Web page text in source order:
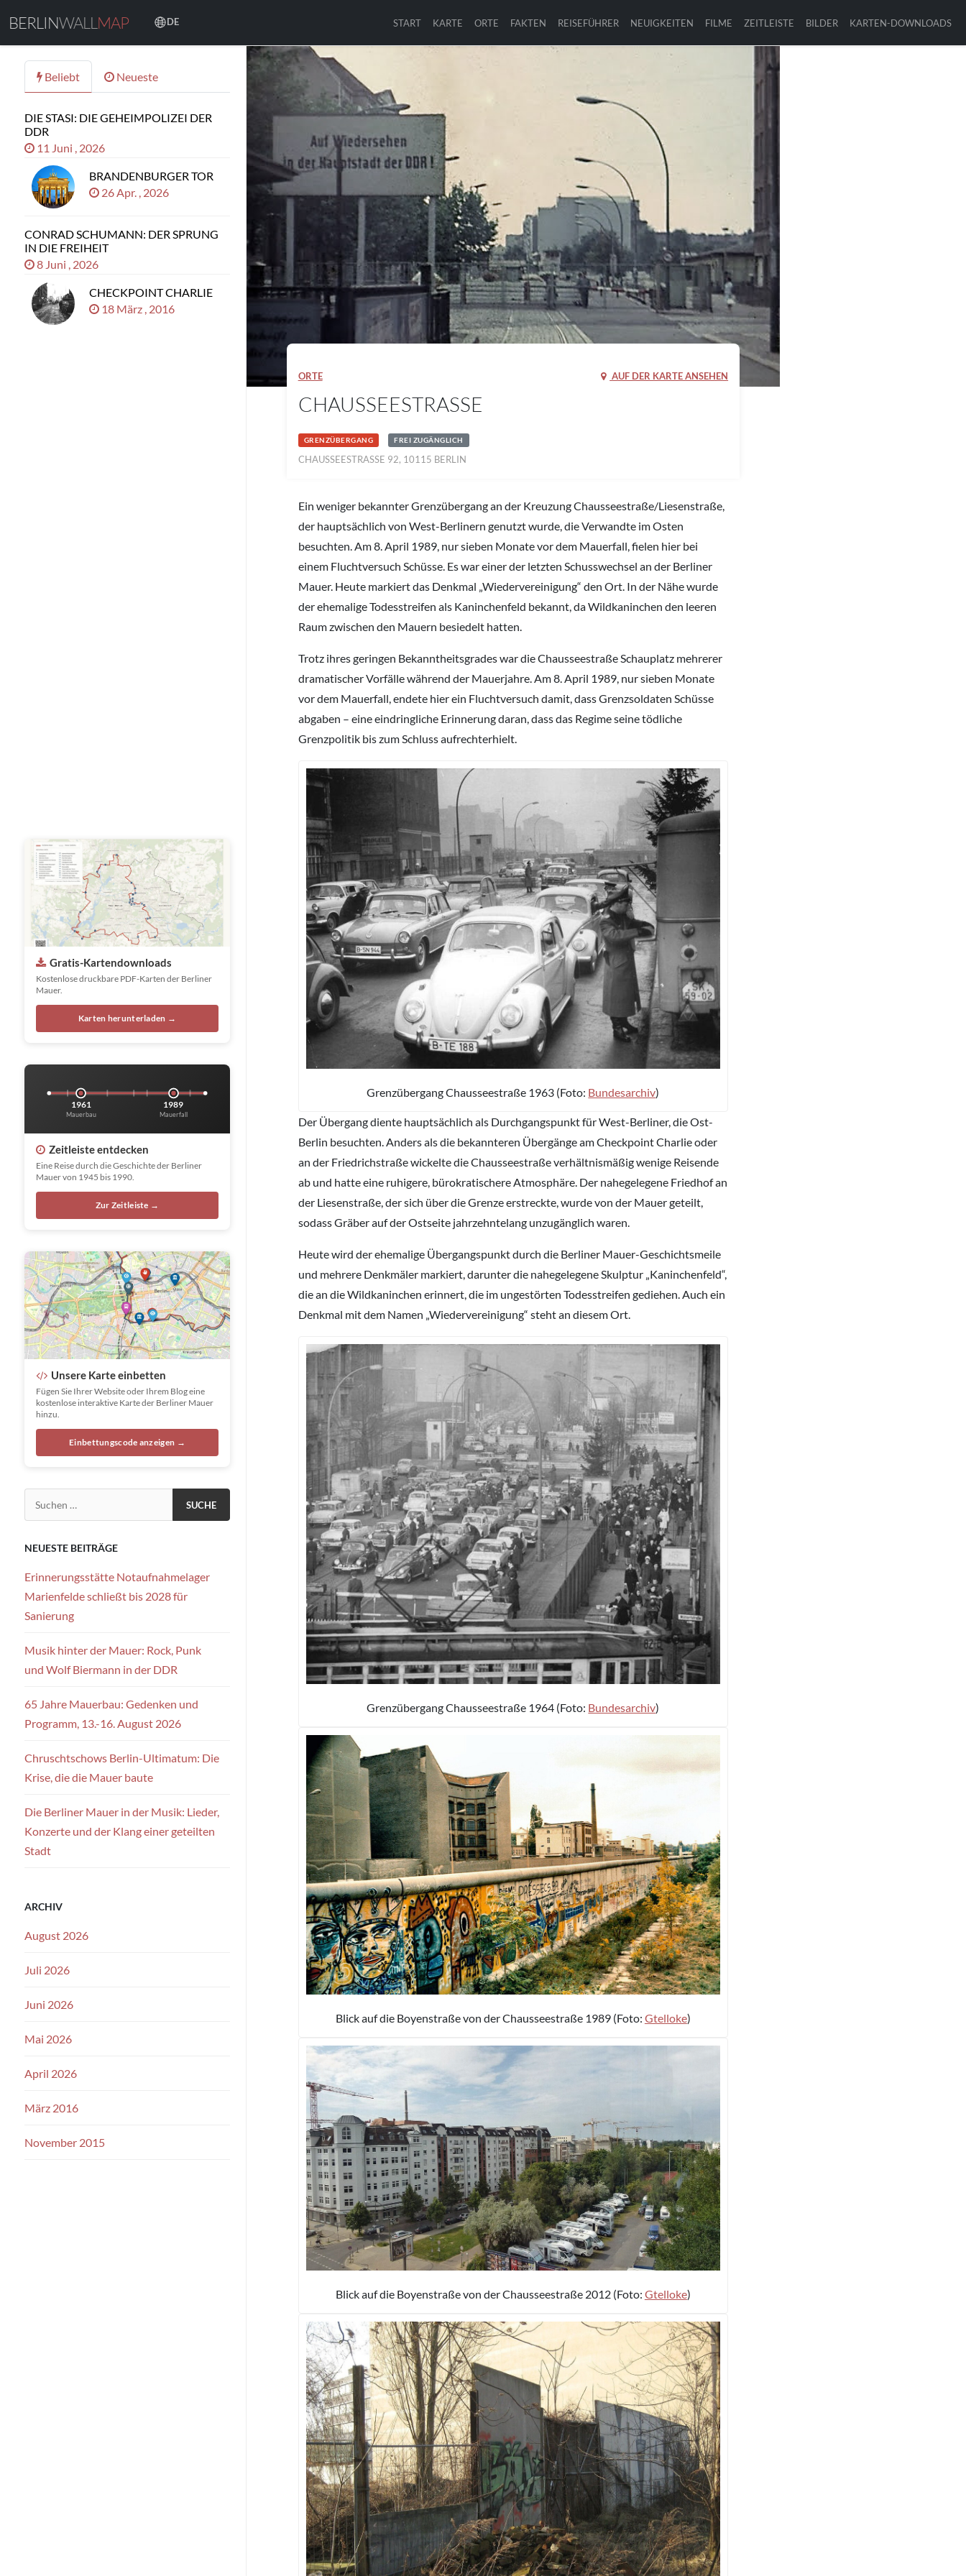
BERLINWALL MAP DE START KARTE ORTE FAKTEN REISEFÜHRER NEUIGKEITEN FILME ZEITLEISTE BILDER KARTEN-DOWNLOADS
ORTE AUF DER KARTE ANSEHEN
CHAUSSEESTRASSE
GRENZÜBERGANG FREI ZUGÄNGLICH
CHAUSSEESTRASSE 92, 10115 BERLIN
Ein weniger bekannter Grenzübergang an der Kreuzung Chausseestraße/Liesenstraße,
der hauptsächlich von West-Berlinern genutzt wurde, die Verwandte im Osten
besuchten. Am 8. April 1989, nur sieben Monate vor dem Mauerfall, fielen hier bei
einem Fluchtversuch Schüsse. Es war einer der letzten Schusswechsel an der Berliner
Mauer. Heute markiert das Denkmal „Wiedervereinigung“ den Ort. In der Nähe wurde
der ehemalige Todesstreifen als Kaninchenfeld bekannt, da Wildkaninchen den leeren
Raum zwischen den Mauern besiedelt hatten.
Trotz ihres geringen Bekanntheitsgrades war die Chausseestraße Schauplatz mehrerer
dramatischer Vorfälle während der Mauerjahre. Am 8. April 1989, nur sieben Monate
vor dem Mauerfall, endete hier ein Fluchtversuch damit, dass Grenzsoldaten Schüsse
abgaben – eine eindringliche Erinnerung daran, dass das Regime seine tödliche
Grenzpolitik bis zum Schluss aufrechterhielt.
Grenzübergang Chausseestraße 1963 (Foto: Bundesarchiv)
Der Übergang diente hauptsächlich als Durchgangspunkt für West-Berliner, die Ost-
Berlin besuchten. Anders als die bekannteren Übergänge am Checkpoint Charlie oder
an der Friedrichstraße wickelte die Chausseestraße verhältnismäßig wenige Reisende
ab und hatte eine ruhigere, bürokratischere Atmosphäre. Der nahegelegene Friedhof an
der Liesenstraße, der sich über die Grenze erstreckte, wurde von der Mauer geteilt,
sodass Gräber auf der Ostseite jahrzehntelang unzugänglich waren.
Heute wird der ehemalige Übergangspunkt durch die Berliner Mauer-Geschichtsmeile
und mehrere Denkmäler markiert, darunter die nahegelegene Skulptur „Kaninchenfeld“,
die an die Wildkaninchen erinnert, die im ungestörten Todesstreifen gediehen. Auch ein
Denkmal mit dem Namen „Wiedervereinigung“ steht an diesem Ort.
Grenzübergang Chausseestraße 1964 (Foto: Bundesarchiv)
Blick auf die Boyenstraße von der Chausseestraße 1989 (Foto: Gtelloke)
Blick auf die Boyenstraße von der Chausseestraße 2012 (Foto: Gtelloke)
Beliebt Neueste
DIE STASI: DIE GEHEIMPOLIZEI DER
DDR
11 Juni , 2026
BRANDENBURGER TOR
26 Apr. , 2026
CONRAD SCHUMANN: DER SPRUNG
IN DIE FREIHEIT
8 Juni , 2026
CHECKPOINT CHARLIE
18 März , 2016
Gratis-Kartendownloads
Kostenlose druckbare PDF-Karten der Berliner
Mauer.
Karten herunterladen →
1961
Mauerbau
1989
Mauerfall
Zeitleiste entdecken
Eine Reise durch die Geschichte der Berliner
Mauer von 1945 bis 1990.
Zur Zeitleiste →
Unsere Karte einbetten
Fügen Sie Ihrer Website oder Ihrem Blog eine
kostenlose interaktive Karte der Berliner Mauer
hinzu.
Einbettungscode anzeigen →
NEUESTE BEITRÄGE
Erinnerungsstätte Notaufnahmelager
Marienfelde schließt bis 2028 für
Sanierung
Musik hinter der Mauer: Rock, Punk
und Wolf Biermann in der DDR
65 Jahre Mauerbau: Gedenken und
Programm, 13.-16. August 2026
Chruschtschows Berlin-Ultimatum: Die
Krise, die die Mauer baute
Die Berliner Mauer in der Musik: Lieder,
Konzerte und der Klang einer geteilten
Stadt
ARCHIV
August 2026
Juli 2026
Juni 2026
Mai 2026
April 2026
März 2016
November 2015